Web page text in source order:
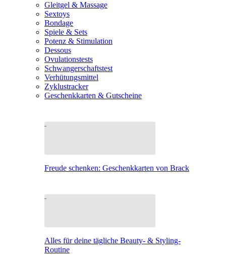
Gleitgel & Massage
Sextoys
Bondage
Spiele & Sets
Potenz & Stimulation
Dessous
Ovulationstests
Schwangerschaftstest
Verhütungsmittel
Zyklustracker
Geschenkkarten & Gutscheine
Freude schenken: Geschenkkarten von Brack
Alles für deine tägliche Beauty- & Styling-
Routine